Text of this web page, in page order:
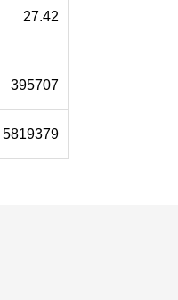
27.42
395707
5819379